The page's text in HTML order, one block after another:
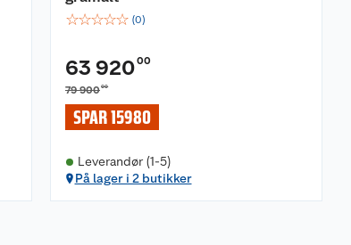
☆☆☆☆☆ (0)
63 92000
79 90000
SPAR 15980
Leverandør (1-5)
På lager i 2 butikker